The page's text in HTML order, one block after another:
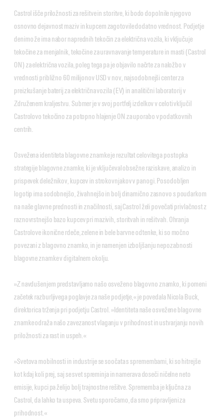
Castrol išče priložnosti za rešitve in storitve, ki bodo dopolnile njegovo
osnovno dejavnost maziv in kupcem zagotovile dodatno vrednost. Podjetje
denimo že ima nabor naprednih tekočin za električna vozila, ki vključuje
tekočine za menjalnik, tekočine za uravnavanje temperature in masti (Castrol
ON) za električna vozila, poleg tega pa je objavilo načrte za naložbo v
vrednosti približno 60 milijonov USD v nov, najsodobnejši center za
preizkušanje baterij za električna vozila (EV) in analitični laboratorij v
Združenem kraljestvu. Submer je v svoj portfelj izdelkov v celoti vključil
Castrolovo tekočino za potopno hlajenje ON za uporabo v podatkovnih
centrih.
Osvežena identiteta blagovne znamke je rezultat celovitega postopka
strategije blagovne znamke, ki je vključeval obsežne raziskave, analizo in
prispevek deležnikov, kupcev in strokovnjakov v panogi. Posodobljen
logotip ima sodobnejšo, živahnejšo in bolj dinamično zasnovo s poudarkom
na naše glavne prednosti in značilnosti, saj Castrol želi povečati privlačnost z
raznovrstnejšo bazo kupcev pri mazivih, storitvah in rešitvah. Ohranja
Castrolove ikonične rdeče, zelene in bele barvne odtenke, ki so močno
povezani z blagovno znamko, in je namenjen izboljšanju nepozabnosti
blagovne znamke v digitalnem okolju.
»Z navdušenjem predstavljamo našo osveženo blagovno znamko, ki pomeni
začetek razburljivega poglavje za naše podjetje,« je povedala Nicola Buck,
direktorica trženja pri podjetju Castrol. »Identiteta naše osvežene blagovne
znamke odraža našo zavezanost vlaganju v prihodnost in ustvarjanju novih
priložnosti za rast in uspeh.«
»Svetova mobilnosti in industrije se soočata s spremembami, ki so hitrejše
kot kdaj koli prej, saj se svet spreminja in namerava doseči ničelne neto
emisije, kupci pa želijo bolj trajnostne rešitve. Sprememba je ključna za
Castrol, da lahko ta uspeva. Svetu sporočamo, da smo pripravljeni za
prihodnost.«